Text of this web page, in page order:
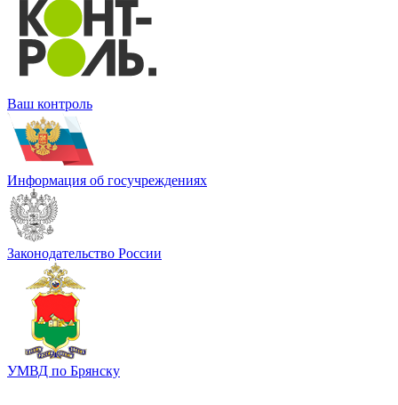
Ваш контроль
Информация об госучреждениях
Законодательство России
УМВД по Брянску